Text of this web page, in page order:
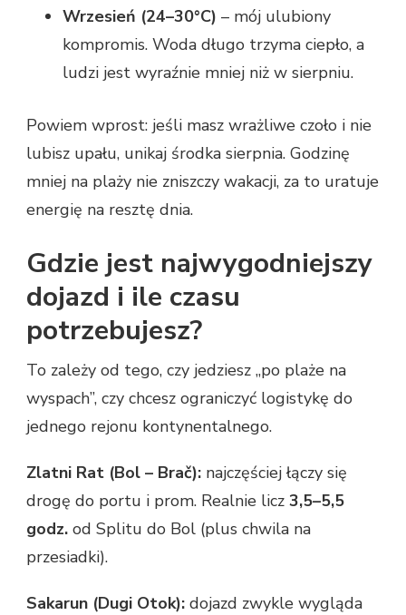
Wrzesień (24–30°C) – mój ulubiony
kompromis. Woda długo trzyma ciepło, a
ludzi jest wyraźnie mniej niż w sierpniu.
Powiem wprost: jeśli masz wrażliwe czoło i nie
lubisz upału, unikaj środka sierpnia. Godzinę
mniej na plaży nie zniszczy wakacji, za to uratuje
energię na resztę dnia.
Gdzie jest najwygodniejszy
dojazd i ile czasu
potrzebujesz?
To zależy od tego, czy jedziesz „po plaże na
wyspach”, czy chcesz ograniczyć logistykę do
jednego rejonu kontynentalnego.
Zlatni Rat (Bol – Brač): najczęściej łączy się
drogę do portu i prom. Realnie licz 3,5–5,5
godz. od Splitu do Bol (plus chwila na
przesiadki).
Sakarun (Dugi Otok): dojazd zwykle wygląda